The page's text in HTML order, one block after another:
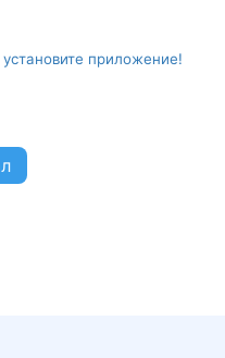
приложение!